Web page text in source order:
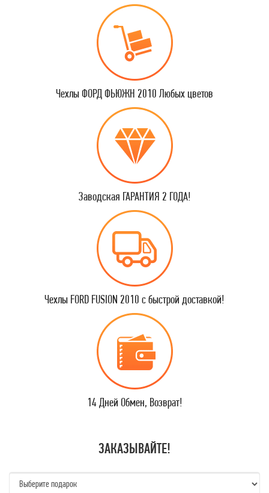
Чехлы ФОРД ФЬЮЖН 2010 Любых цветов
Заводская ГАРАНТИЯ 2 ГОДА!
Чехлы FORD FUSION 2010 с быстрой доставкой!
14 Дней Обмен, Возврат!
ЗАКАЗЫВАЙТЕ!